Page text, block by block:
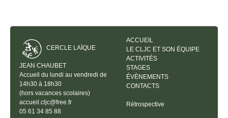
CERCLE LAÏQUE
JEAN CHAUBET
Accueil du lundi au vendredi de
14h30 à 18h30
(hors vacances scolaires)
accueil.cljc@free.fr
05 61 34 85 88
ACCUEIL
LE CLJC ET SON ÉQUIPE
ACTIVITÉS
STAGES
ÉVÈNEMENTS
CONTACTS
Rétrospective